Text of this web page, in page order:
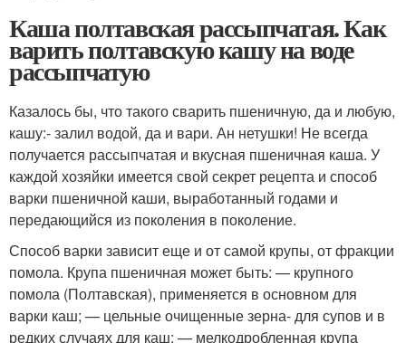
Каша полтавская рассыпчатая. Как
варить полтавскую кашу на воде
рассыпчатую
Казалось бы, что такого сварить пшеничную, да и любую,
кашу:- залил водой, да и вари. Ан нетушки! Не всегда
получается рассыпчатая и вкусная пшеничная каша. У
каждой хозяйки имеется свой секрет рецепта и способ
варки пшеничной каши, выработанный годами и
передающийся из поколения в поколение.
Способ варки зависит еще и от самой крупы, от фракции
помола. Крупа пшеничная может быть: — крупного
помола (Полтавская), применяется в основном для
варки каш; — цельные очищенные зерна- для супов и в
редких случаях для каш; — мелкодробленная крупа